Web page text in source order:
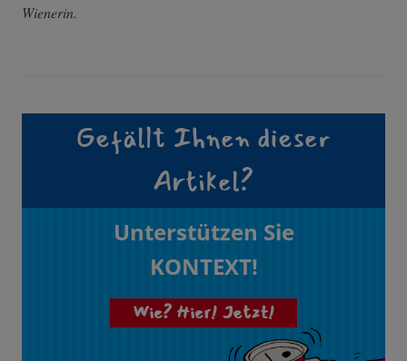
Wienerin.
Gefällt Ihnen dieser
Artikel?
Unterstützen Sie
KONTEXT!
Wie? Hier! Jetzt!